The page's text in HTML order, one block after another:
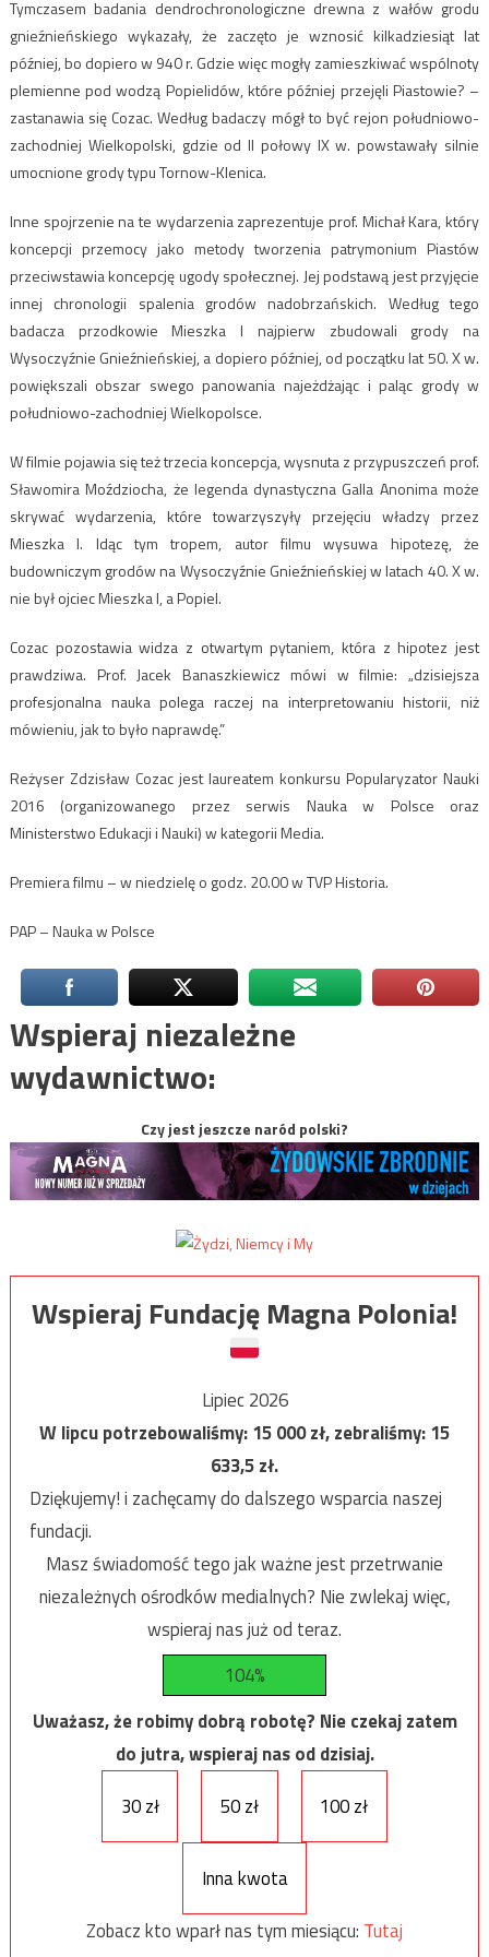
Tymczasem badania dendrochronologiczne drewna z wałów grodu
gnieźnieńskiego wykazały, że zaczęto je wznosić kilkadziesiąt lat
później, bo dopiero w 940 r. Gdzie więc mogły zamieszkiwać wspólnoty
plemienne pod wodzą Popielidów, które później przejęli Piastowie? –
zastanawia się Cozac. Według badaczy mógł to być rejon południowo-
zachodniej Wielkopolski, gdzie od II połowy IX w. powstawały silnie
umocnione grody typu Tornow-Klenica.
Inne spojrzenie na te wydarzenia zaprezentuje prof. Michał Kara, który
koncepcji przemocy jako metody tworzenia patrymonium Piastów
przeciwstawia koncepcję ugody społecznej. Jej podstawą jest przyjęcie
innej chronologii spalenia grodów nadobrzańskich. Według tego
badacza przodkowie Mieszka I najpierw zbudowali grody na
Wysoczyźnie Gnieźnieńskiej, a dopiero później, od początku lat 50. X w.
powiększali obszar swego panowania najeżdżając i paląc grody w
południowo-zachodniej Wielkopolsce.
W filmie pojawia się też trzecia koncepcja, wysnuta z przypuszczeń prof.
Sławomira Moździocha, że legenda dynastyczna Galla Anonima może
skrywać wydarzenia, które towarzyszyły przejęciu władzy przez
Mieszka I. Idąc tym tropem, autor filmu wysuwa hipotezę, że
budowniczym grodów na Wysoczyźnie Gnieźnieńskiej w latach 40. X w.
nie był ojciec Mieszka I, a Popiel.
Cozac pozostawia widza z otwartym pytaniem, która z hipotez jest
prawdziwa. Prof. Jacek Banaszkiewicz mówi w filmie: „dzisiejsza
profesjonalna nauka polega raczej na interpretowaniu historii, niż
mówieniu, jak to było naprawdę.”
Reżyser Zdzisław Cozac jest laureatem konkursu Popularyzator Nauki
2016 (organizowanego przez serwis Nauka w Polsce oraz
Ministerstwo Edukacji i Nauki) w kategorii Media.
Premiera filmu – w niedzielę o godz. 20.00 w TVP Historia.
PAP – Nauka w Polsce
Wspieraj niezależne
wydawnictwo:
Czy jest jeszcze naród polski?
Wspieraj Fundację Magna Polonia!
Lipiec 2026
W lipcu potrzebowaliśmy:15 000zł, zebraliśmy:15
633,5zł.
Dziękujemy! i zachęcamy do dalszego wsparcia naszej
fundacji.
Masz świadomość tego jak ważne jest przetrwanie
niezależnych ośrodków medialnych? Nie zwlekaj więc,
wspieraj nas już od teraz.
104%
Uważasz, że robimy dobrą robotę? Nie czekaj zatem
do jutra, wspieraj nas od dzisiaj.
30 zł
50 zł 100 zł
Inna kwota
Zobacz kto wparł nas tym miesiącu: Tutaj